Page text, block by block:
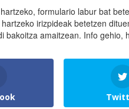
formulario labur bat
irizpideak betetzen
bakoitza amaitzean. Info gehio,